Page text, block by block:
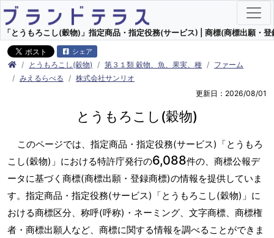
「とうもろこし(穀物)」指定商品・指定役務(サービス) | 商標(商標出願・
シェア
とうもろこし(穀物) 第３１類 穀物、魚、果実、種
ファーム
みえるらべる
株式会社サンリオ
更新日：2026/08/01
とうもろこし(穀物)
このページでは、指定商品・指定役務(サービス)「とうもろ
こし(穀物)」における特許庁発行の6,088件の、商標公報デ
ータに基づく商標(商標出願・登録商標)の情報を提供していま
す。指定商品・指定役務(サービス)「とうもろこし(穀物)」に
おける商標区分、称呼(呼称)・ネーミング、文字商標、商標権
者・商標出願人など、商標に関する情報を調べることができま